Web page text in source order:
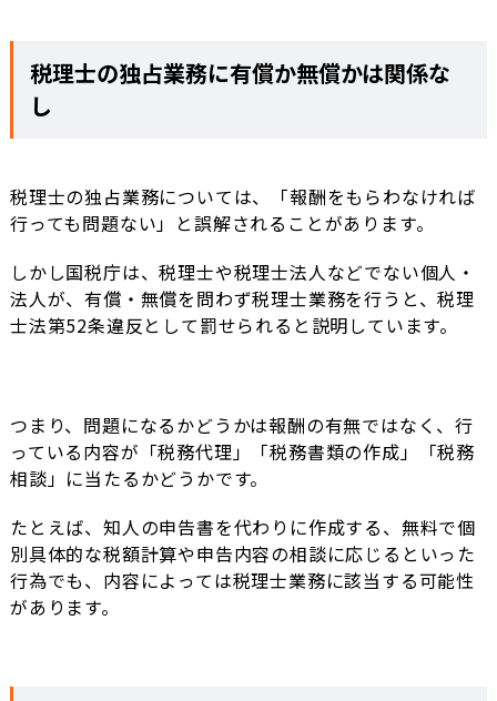
税理士の独占業務に有償か無償かは関係な
し
税理士の独占業務については、「報酬をもらわなければ
行っても問題ない」と誤解されることがあります。
しかし国税庁は、税理士や税理士法人などでない個人・
法人が、有償・無償を問わず税理士業務を行うと、税理
士法第52条違反として罰せられると説明しています。
つまり、問題になるかどうかは報酬の有無ではなく、行
っている内容が「税務代理」「税務書類の作成」「税務
相談」に当たるかどうかです。
たとえば、知人の申告書を代わりに作成する、無料で個
別具体的な税額計算や申告内容の相談に応じるといった
行為でも、内容によっては税理士業務に該当する可能性
があります。